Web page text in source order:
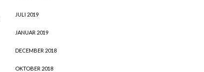
JULI 2019
JANUAR 2019
DECEMBER 2018
OKTOBER 2018